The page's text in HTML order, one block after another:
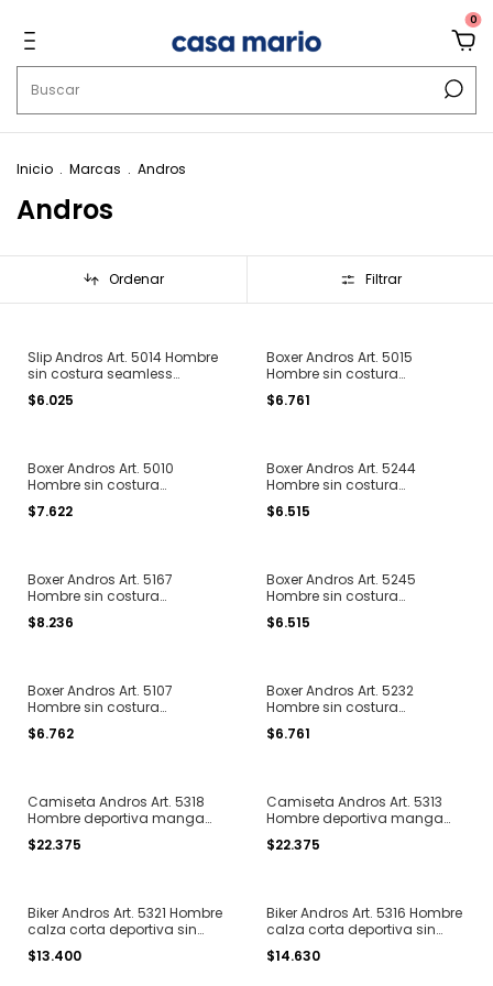
0
Inicio . Marcas . Andros
Andros
Ordenar Filtrar
Slip Andros Art. 5014 Hombre
sin costura seamless
algodon liso T. S al XXL
$6.025
Boxer Andros Art. 5015
Hombre sin costura
seamless algodon liso T. S al
XXL
$6.761
Boxer Andros Art. 5010
Hombre sin costura
seamless microfibra liso T. S
al XL
$7.622
Boxer Andros Art. 5244
Hombre sin costura
seamless algodon rayas
finas T. S al XXL
$6.515
Boxer Andros Art. 5167
Hombre sin costura
seamless microfibra
melange T. S al XL
$8.236
Boxer Andros Art. 5245
Hombre sin costura
seamless microfibra rayado
T. S al XXL
$6.515
Boxer Andros Art. 5107
Hombre sin costura
seamless algodon rayado T.
S al XL
$6.762
Boxer Andros Art. 5232
Hombre sin costura
seamless microfibra franjas
tricolor T. S al XL
$6.761
Camiseta Andros Art. 5318
Hombre deportiva manga
corta cuello redondo sin
costura microfibra liso T. S al
$22.375
Camiseta Andros Art. 5313
Hombre deportiva manga
corta sin costura microfibra
melange T. S al L
$22.375
Biker Andros Art. 5321 Hombre
calza corta deportiva sin
costura T. S a L
$13.400
Biker Andros Art. 5316 Hombre
calza corta deportiva sin
costura con fibras sportec T.
S al L
$14.630